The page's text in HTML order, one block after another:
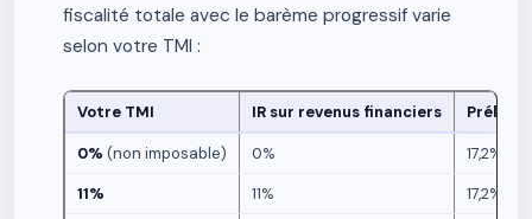
fiscalité totale avec le barème progressif varie
selon votre TMI :
Votre TMI IR sur revenus financiers
0% (non imposable) 0%
17,2%
11%
11%
17,2%